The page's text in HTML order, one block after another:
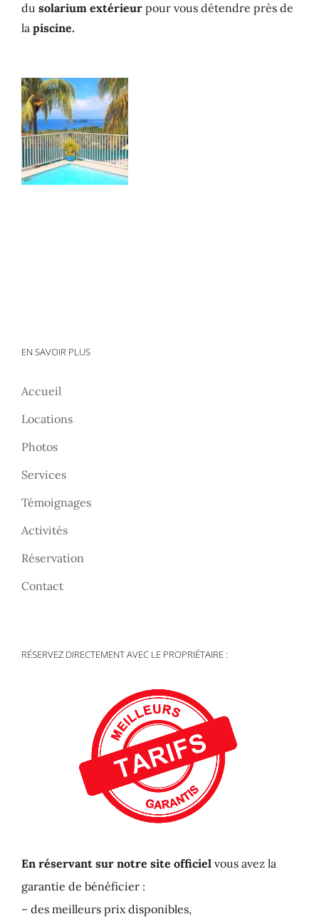
du solarium extérieur pour vous détendre près de
la piscine.
EN SAVOIR PLUS
Accueil
Locations
Photos
Services
Témoignages
Activités
Réservation
Contact
RÉSERVEZ DIRECTEMENT AVEC LE PROPRIÉTAIRE :
En réservant sur notre site officiel vous avez la
garantie de bénéficier :
– des meilleurs prix disponibles,